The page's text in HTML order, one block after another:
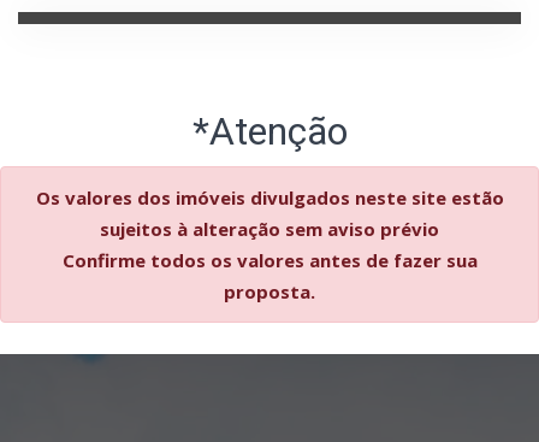
*Atenção
Os valores dos imóveis divulgados neste site estão
sujeitos à alteração sem aviso prévio
Confirme todos os valores antes de fazer sua
proposta.